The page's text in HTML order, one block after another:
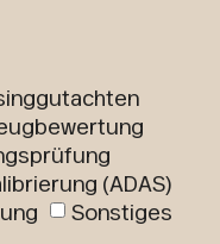
(ADAS)
Sonstiges